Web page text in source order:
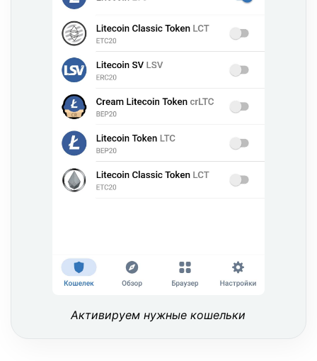
Активируем нужные кошельки